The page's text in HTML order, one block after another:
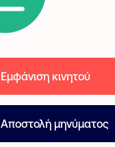
Εμφάνιση κινητού
Αποστολή μηνύματος